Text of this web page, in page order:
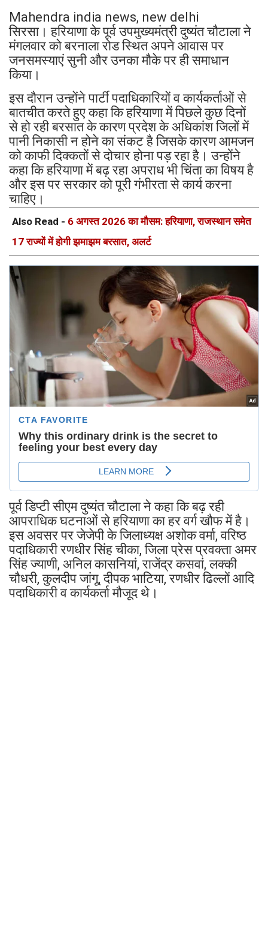
Mahendra india news, new delhi
सिरसा। हरियाणा के पूर्व उपमुख्यमंत्री दुष्यंत चौटाला ने
मंगलवार को बरनाला रोड स्थित अपने आवास पर
जनसमस्याएं सुनी और उनका मौके पर ही समाधान
किया।
इस दौरान उन्होंने पार्टी पदाधिकारियों व कार्यकर्ताओं से
बातचीत करते हुए कहा कि हरियाणा में पिछले कुछ दिनों
से हो रही बरसात के कारण प्रदेश के अधिकांश जिलों में
पानी निकासी न होने का संकट है जिसके कारण आमजन
को काफी दिक्कतों से दोचार होना पड़ रहा है। उन्होंने
कहा कि हरियाणा में बढ़ रहा अपराध भी चिंता का विषय है
और इस पर सरकार को पूरी गंभीरता से कार्य करना
चाहिए।
Also Read - 6 अगस्त 2026 का मौसम: हरियाणा, राजस्थान समेत
17 राज्यों में होगी झमाझम बरसात, अलर्ट
पूर्व डिप्टी सीएम दुष्यंत चौटाला ने कहा कि बढ़ रही
आपराधिक घटनाओं से हरियाणा का हर वर्ग खौफ में है।
इस अवसर पर जेजेपी के जिलाध्यक्ष अशोक वर्मा, वरिष्ठ
पदाधिकारी रणधीर सिंह चीका, जिला प्रेस प्रवक्ता अमर
सिंह ज्याणी, अनिल कासनियां, राजेंद्र कसवां, लक्की
चौधरी, कुलदीप जांगू, दीपक भाटिया, रणधीर ढिल्लों आदि
पदाधिकारी व कार्यकर्ता मौजूद थे।